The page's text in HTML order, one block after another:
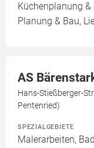
Küchenplanung
Planung & Bau,
AS
Hans-Stießberger-
Pentenried)
SPEZIALGEBIETE
Malerarbeiten,